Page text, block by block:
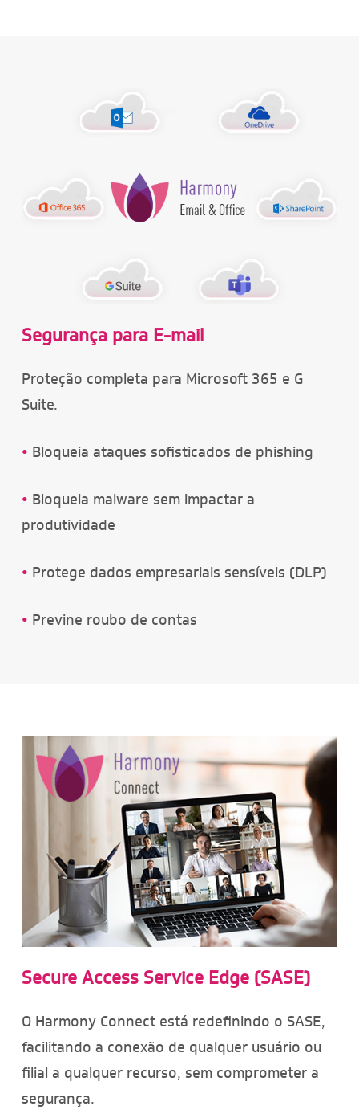
Segurança para E-mail
Proteção completa para Microsoft 365 e G
Suite.
• Bloqueia ataques sofisticados de phishing
• Bloqueia malware sem impactar a
produtividade
• Protege dados empresariais sensíveis (DLP)
• Previne roubo de contas
Secure Access Service Edge (SASE)
O Harmony Connect está redefinindo o SASE,
facilitando a conexão de qualquer usuário ou
filial a qualquer recurso, sem comprometer a
segurança.